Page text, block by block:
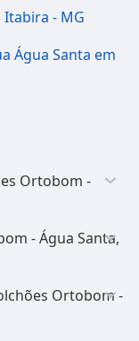
- MG
Água Santa em
Ortobom -
- Água Santa,
Ortobom -